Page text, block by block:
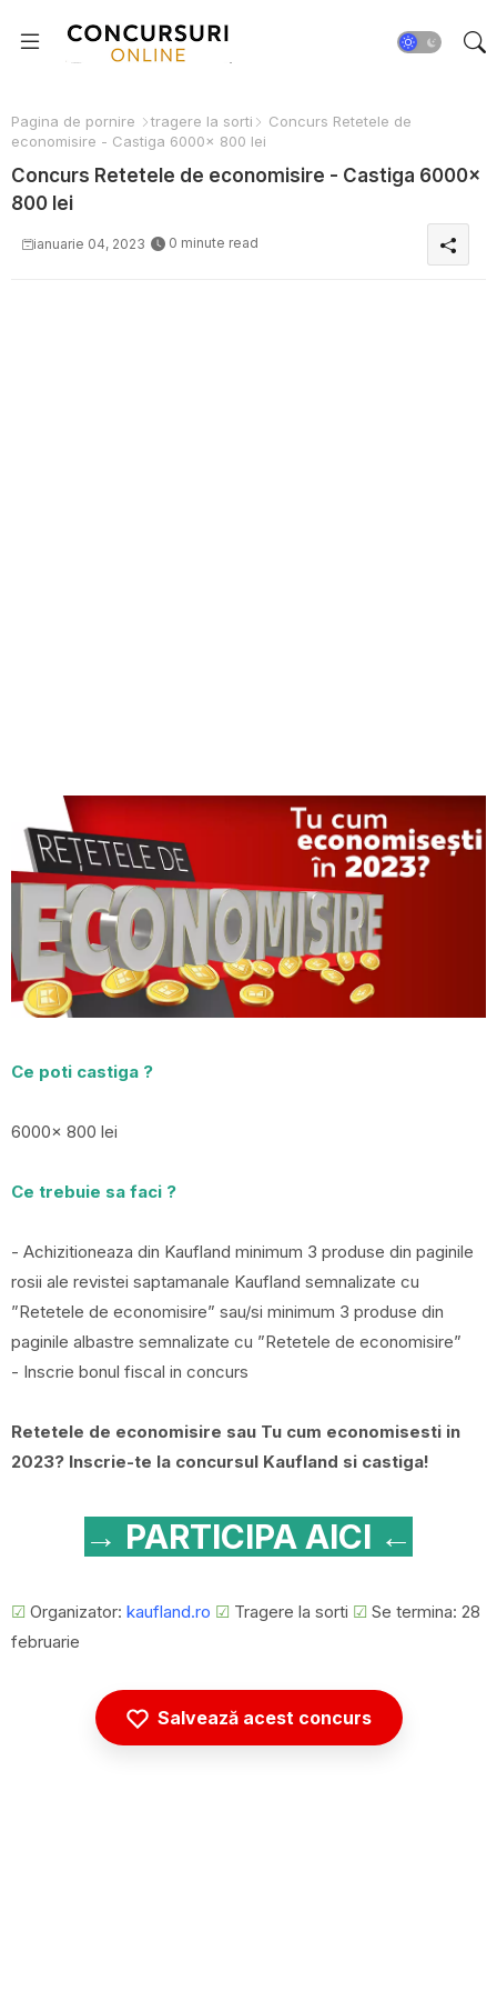
Pagina de pornire tragere la sorti
Concurs Retetele de
economisire - Castiga 6000x 800 lei
Concurs Retetele de economisire - Castiga 6000x
800 lei
ianuarie 04, 2023 0 minute read
Ce poti castiga ?
6000x 800 lei
Ce trebuie sa faci ?
- Achizitioneaza din Kaufland minimum 3 produse din paginile
rosii ale revistei saptamanale Kaufland semnalizate cu
”Retetele de economisire” sau/si minimum 3 produse din
paginile albastre semnalizate cu ”Retetele de economisire”
- Inscrie bonul fiscal in concurs
Retetele de economisire sau Tu cum economisesti in
2023? Inscrie-te la concursul Kaufland si castiga!
→ PARTICIPA AICI ←
☑ Organizator: kaufland.ro ☑ Tragere la sorti ☑ Se termina: 28
februarie
Salvează acest concurs